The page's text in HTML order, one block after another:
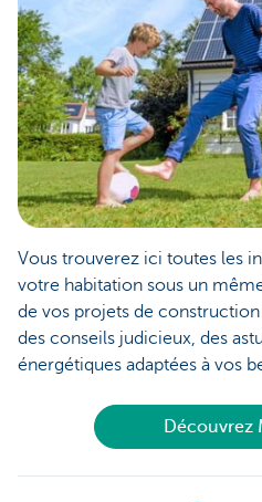
Vous trouverez ici toutes les
votre habitation sous un
de vos projets de
des conseils judicieux, des
énergétiques adaptées à vos
Découvrez